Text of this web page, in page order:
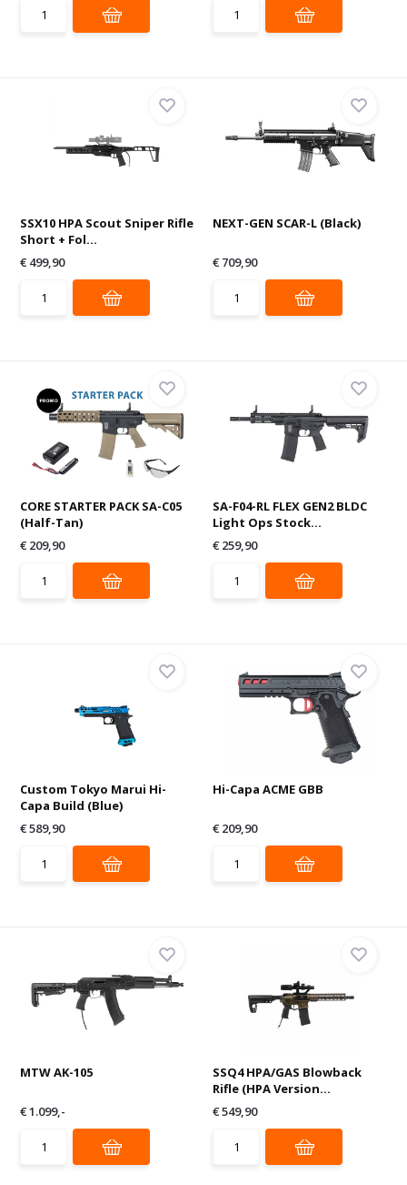
SSX10 HPA Scout Sniper Rifle
Short + Fol...
€ 499,90
NEXT-GEN SCAR-L (Black)
€ 709,90
CORE STARTER PACK SA-C05
(Half-Tan)
€ 209,90
SA-F04-RL FLEX GEN2 BLDC
Light Ops Stock...
€ 259,90
Custom Tokyo Marui Hi-
Capa Build (Blue)
€ 589,90
Hi-Capa ACME GBB
€ 209,90
MTW AK-105
€ 1.099,-
SSQ4 HPA/GAS Blowback
Rifle (HPA Version...
€ 549,90